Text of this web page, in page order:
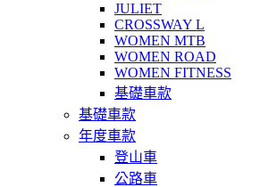
JULIET
CROSSWAY L
WOMEN MTB
WOMEN ROAD
WOMEN FITNESS
基礎車款
基礎車款
年度車款
登山車
公路車